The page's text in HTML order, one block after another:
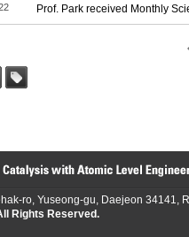
Prof. Park received Monthly
ro, Yuseong-gu, Daejeon 34141,
Rights Reserved.